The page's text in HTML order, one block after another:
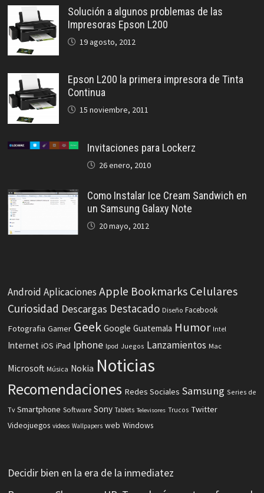
Solución a algunos problemas de las
Impresoras Epson L200
19 agosto, 2012
Epson L200 la primera impresora de Tinta
Continua
15 noviembre, 2011
Invitaciones para Lockerz
26 enero, 2010
Como Instalar Ice Cream Sandwich en
un Samsung Galaxy Note
20 mayo, 2012
Android Aplicaciones Apple Bookmarks Celulares
Curiosidad Descargas Destacado Diseño Facebook
Fotografia Gamer Geek Google Guatemala Humor Intel
Internet iOS iPad Iphone Ipod Juegos Lanzamientos Mac
Microsoft Música Nokia Noticias
Recomendaciones Redes Sociales Samsung Series de
Tv Smartphone Software Sony Tablets Televisores Trucos Twitter
Videojuegos videos Wallpapers web Windows
Decidir bien en la era de la inmediatez